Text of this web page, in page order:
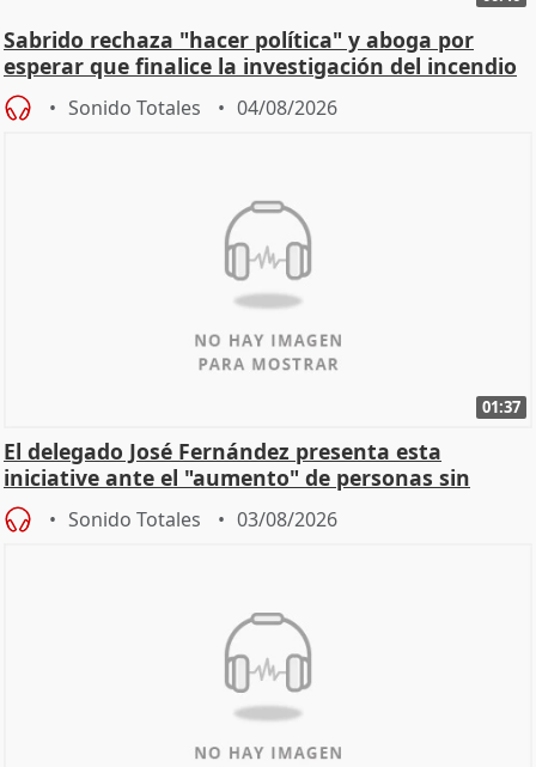
Sabrido rechaza "hacer política" y aboga por
esperar que finalice la investigación del incendio
Sonido Totales 04/08/2026
01:37
El delegado José Fernández presenta esta
iniciative ante el "aumento" de personas sin
hogar en Madri
Sonido Totales 03/08/2026